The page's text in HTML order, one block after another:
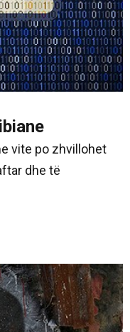
vite po zhvillohet
dhe të